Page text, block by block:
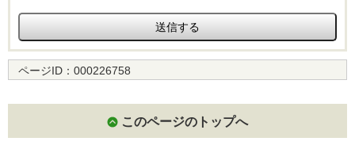
ページID： 000226758
このページのトップへ